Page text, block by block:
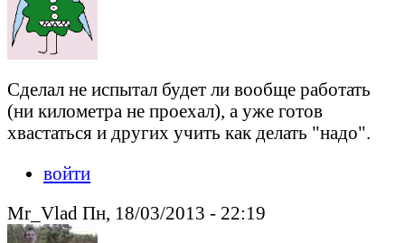
Сделал не испытал будет ли вообще работать
(ни километра не проехал), а уже готов
хвастаться и других учить как делать "надо".
войти
Mr_Vlad Пн, 18/03/2013 - 22:19